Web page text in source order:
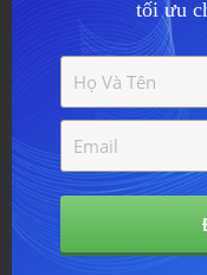
II- Tổng
trong 1
Phần
công
doanh
tối ưu